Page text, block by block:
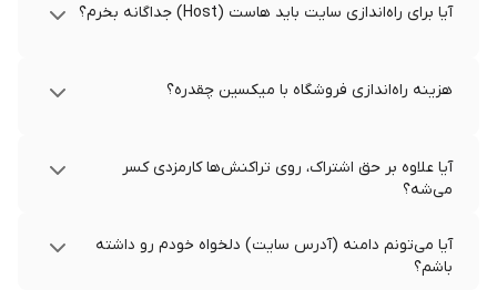
آیا برای راه‌اندازی سایت باید هاست (Host) جداگانه بخرم؟
هزینه راه‌اندازی فروشگاه با میکسین چقدره؟
آیا علاوه بر حق اشتراک، روی تراکنش‌ها کارمزدی کسر
می‌شه؟
آیا می‌تونم دامنه (آدرس سایت) دلخواه خودم رو داشته
باشم؟